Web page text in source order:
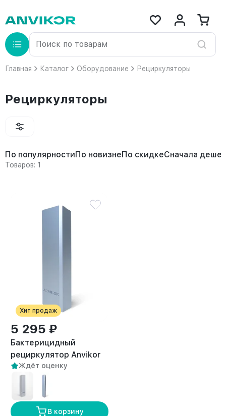
Главная Каталог Оборудование Рециркуляторы
Рециркуляторы
По популярностиПо новизнеПо скидкеСначала
Товаров: 1
Хит продаж
5 295 ₽
Бактерицидный
рециркулятор Anvikor
AVK-40 (50 м2)
Ждёт оценку
В корзину